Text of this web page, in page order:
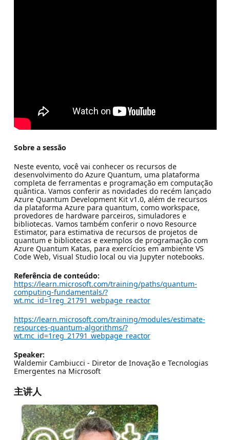
Sobre a sessão
Neste evento, você vai conhecer os recursos de
desenvolvimento do Azure Quantum, uma plataforma
completa de ferramentas e programação em computação
quântica. Vamos conferir as novidades do recém lançado
Azure Quantum Development Kit v1.0, além de recursos
da plataforma Azure para quantum, como workspace,
provedores de hardware parceiros, simuladores e
bibliotecas. Vamos também conferir o novo Resource
Estimator, para estimativa de recursos de projetos de
quantum e bibliotecas e exemplos de programação com
Azure Quantum Katas, para exercícios em ambiente VS
Code Web, Visual Studio local ou via Jupyter notebooks.
Referência de conteúdo:
https://learn.microsoft.com/training/paths/quantum-
computing-fundamentals/?
wt.mc_id=1reg_21791_webpage_reactor
https://learn.microsoft.com/training/modules/estimate-
resources-quantum-algorithms/?
wt.mc_id=1reg_21791_webpage_reactor
Speaker:
Waldemir Cambiucci - Diretor de Inovação e Tecnologias
Emergentes na Microsoft
主讲人